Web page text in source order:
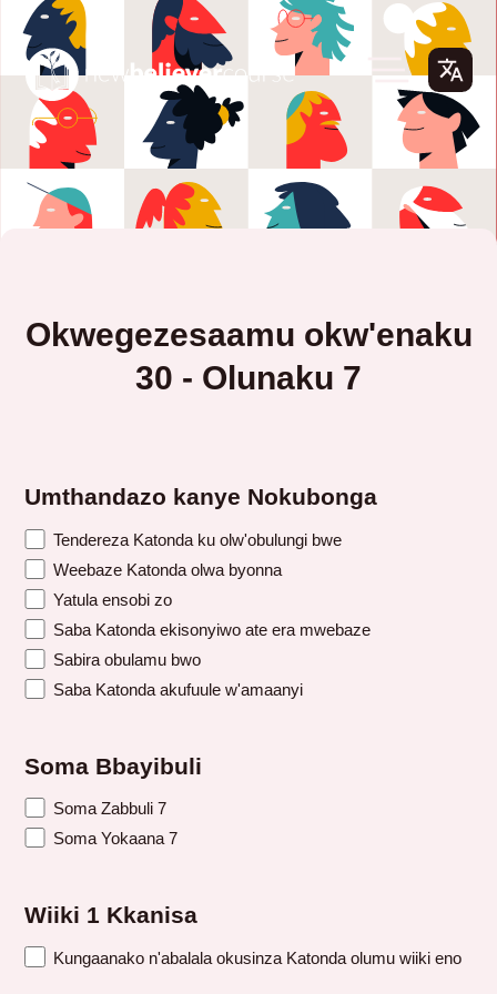
Okwegezesaamu okw'enaku
30 - Olunaku 7
Umthandazo kanye Nokubonga
Tendereza Katonda ku olw'obulungi bwe
Weebaze Katonda olwa byonna
Yatula ensobi zo
Saba Katonda ekisonyiwo ate era mwebaze
Sabira obulamu bwo
Saba Katonda akufuule w'amaanyi
Soma Bbayibuli
Soma Zabbuli 7
Soma Yokaana 7
Wiiki 1 Kkanisa
Kungaanako n'abalala okusinza Katonda olumu wiiki eno